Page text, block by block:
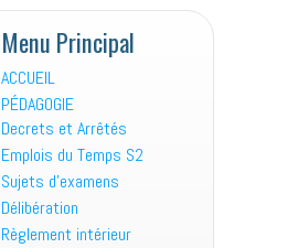
Menu Principal
ACCUEIL
PÉDAGOGIE
Decrets et Arrêtés
Emplois du Temps S2
Sujets d’examens
Délibération
Règlement intérieur